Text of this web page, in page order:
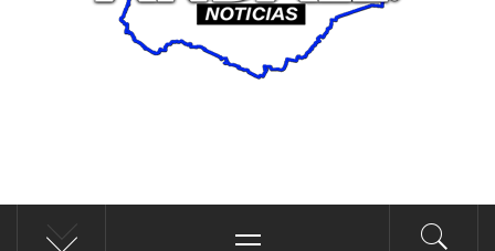
ÁNDALE NOTICIAS
Noticias